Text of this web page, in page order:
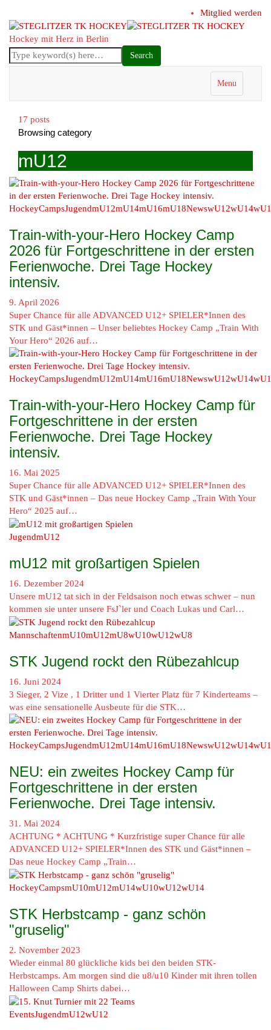
Mitglied werden
Hockey mit Herz in Berlin
Menu
17 posts
Browsing category
mU12
HockeyCampsJugendmU12mU14mU16mU18NewswU12wU14
Train-with-your-Hero Hockey Camp
2026 für Fortgeschrittene in der ersten
Ferienwoche. Drei Tage Hockey
intensiv.
9. April 2026
Super Chance für alle ADVANCED U12+ SPIELER*Innen des
STK und Gäst*innen – Unser beliebtes Hockey Camp „Train With
Your Hero“ 2026 auf…
HockeyCampsJugendmU12mU14mU16mU18NewswU12wU14
Train-with-your-Hero Hockey Camp für
Fortgeschrittene in der ersten
Ferienwoche. Drei Tage Hockey
intensiv.
16. Mai 2025
Super Chance für alle ADVANCED U12+ SPIELER*Innen des
STK und Gäst*innen – Das neue Hockey Camp „Train With Your
Hero“ 2025 auf…
JugendmU12
mU12 mit großartigen Spielen
16. Dezember 2024
Unsere mU12 tat sich in der Feldsaison noch etwas schwer – nun
kommen sie unter unsere FsJ`ler und Coach Lukas und Carl…
MannschaftenmU10mU12mU8wU10wU12wU8
STK Jugend rockt den Rübezahlcup
16. Juni 2024
3 Sieger, 2 Vize , 1 Dritter und 1 Vierter Platz für 7 Kinderteams –
was eine sensationelle Ausbeute für die STK…
HockeyCampsJugendmU12mU14mU16mU18NewswU12wU14
NEU: ein zweites Hockey Camp für
Fortgeschrittene in der ersten
Ferienwoche. Drei Tage intensiv.
31. Mai 2024
ACHTUNG * ACHTUNG * Kurzfristige super Chance für alle
ADVANCED U12+ SPIELER*Innen des STK und Gäst*innen –
Das neue Hockey Camp „Train…
HockeyCampsmU10mU12mU14wU10wU12wU14
STK Herbstcamp - ganz schön
"gruselig"
2. November 2023
Wieder einmal 80 glückliche kids bei den beiden STK-
Herbstcamps. Am morgen sind die u8/u10 Kinder mit ihren tollen
Halloween Camp Shirts dabei…
EventsJugendmU12wU12